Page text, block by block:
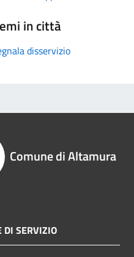
in città
disservizio
Comune di Altamura
DI SERVIZIO